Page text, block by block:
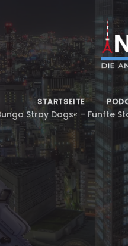
STARTSEITE
Stray Dogs« – Fünfte